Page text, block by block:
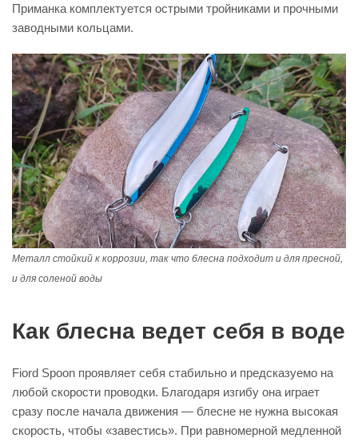
Приманка комплектуется острыми тройниками и прочными
заводными кольцами.
Металл стойкий к коррозии, так что блесна подходит и для пресной,
и для соленой воды
Как блесна ведет себя в воде
Fiord Spoon проявляет себя стабильно и предсказуемо на
любой скорости проводки. Благодаря изгибу она играет
сразу после начала движения — блесне не нужна высокая
скорость, чтобы «завестись». При равномерной медленной